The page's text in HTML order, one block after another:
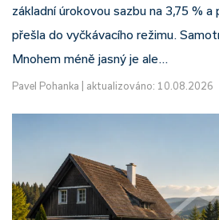
základní úrokovou sazbu na 3,75 %
přešla do vyčkávacího režimu.
Mnohem méně jasný je ale…
Pavel Pohanka aktualizováno: 10.08.2026